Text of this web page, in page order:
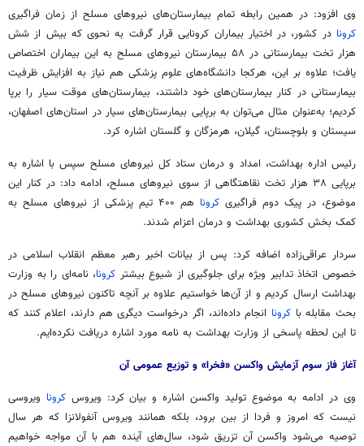
وی افزود: در همین رابطه تمام بیمارستان‌های نیروهای مسلح از زمان فراگیری
کرونا در کشور، در اختیار بیماران کرونایی قرار گرفت به نحوی که بیش از شش
هزار تخت بیمارستانی در ۵۸ بیمارستان نیروهای مسلح به این بیماران اختصاص
یافت؛ علاوه بر این، هرکجا دانشگاه‌های علوم پزشکی هم نیاز به افزایش ظرفیت
بیمارستانی در کنار بیمارستان‌های خود داشتند، بیمارستان‌های موقت سیار را برپا
کردیم؛ به‌عنوان مثالمی‌توان به برپایی بیمارستان‌های سیار در استان‌های اصفهان،
سیستان و بلوچستان، گیلان، هرمزگان و گلستان اشاره کرد.
رئیس اداره بهداشت، امداد و درمان ستاد کل نیروهای مسلح سپس با اشاره به
برپایی ۳۸ هزار تخت نقاهتگاهی از سوی نیروهای مسلح، ادامه داد: در کنار این
موضوع، در پیک دوم فراگیری کرونا
هم ۴۰۰ تیم پزشکی از نیروهای مسلح به
کمک بخش کشوری بهداشت و درمان اعزام شدند.
سردار عراقی‌زاده اضافه کرد: پس از بیانات اخیر رهبر معظم انقلاب اسلامی در
خصوصاتخاذ تدابیر ویژه برای جلوگیری از شیوع بیشتر کرونا، نامه‌ای را به وزارت
بهداشت ارسال کردیم و از آن‌ها خواستیم علاوه بر آنچه تاکنون نیروهای مسلح در
بحث مقابله با کرونا انجام داده‌اند، اگر درخواست دیگری هم دارند، اعلام کنند که
تا این لحظه پاسخی از وزارت بهداشت به نامه مورد اشاره دریافت نکرده‌ایم.
آغاز فاز سوم آزمایش واکسن «فخرا» و توزیع عمومی آن
وی در ادامه به موضوع تولید واکسن اشاره و بیان کرد: ویروس کرونا ویروسی
نیست که امروز و فردا از بین برود، بلکه همانند ویروس آنفولانزا که هر سال
توصیه می‌شود واکسن آن تزریق شود، سال‌های آینده هم با آن مواجه خواهیم